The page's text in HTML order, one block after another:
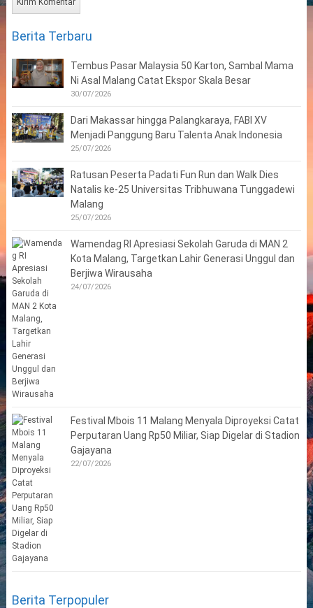
Berita Terbaru
Tembus Pasar Malaysia 50 Karton, Sambal Mama
Ni Asal Malang Catat Ekspor Skala Besar
30/07/2026
Dari Makassar hingga Palangkaraya, FABI XV
Menjadi Panggung Baru Talenta Anak Indonesia
25/07/2026
Ratusan Peserta Padati Fun Run dan Walk Dies
Natalis ke-25 Universitas Tribhuwana Tunggadewi
Malang
25/07/2026
Wamendag RI Apresiasi Sekolah Garuda di MAN 2
Kota Malang, Targetkan Lahir Generasi Unggul dan
Berjiwa Wirausaha
24/07/2026
Festival Mbois 11 Malang Menyala Diproyeksi Catat
Perputaran Uang Rp50 Miliar, Siap Digelar di Stadion
Gajayana
22/07/2026
Berita Terpopuler